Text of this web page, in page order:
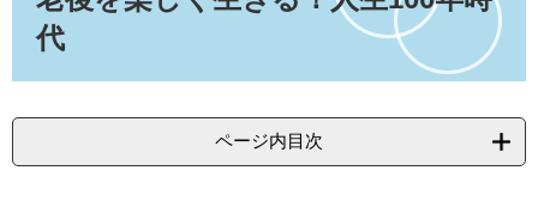
へ
代
ページ内目次